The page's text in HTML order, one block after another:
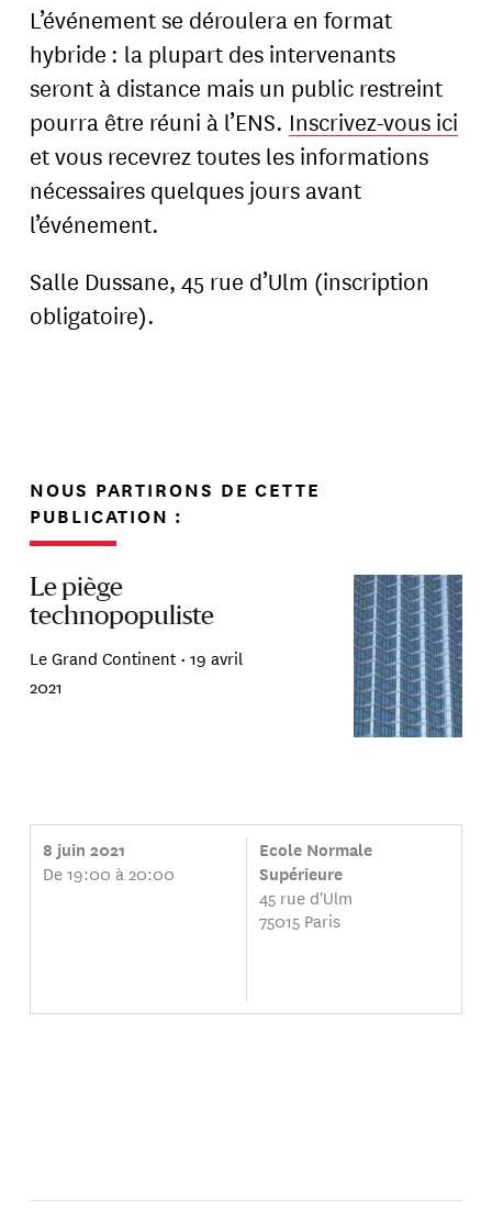
L’événement se déroulera en format
hybride : la plupart des intervenants
seront à distance mais un public restreint
pourra être réuni à l’ENS. Inscrivez-vous ici
et vous recevrez toutes les informations
nécessaires quelques jours avant
l’événement.
Salle Dussane, 45 rue d’Ulm (inscription
obligatoire).
NOUS PARTIRONS DE CETTE
PUBLICATION :
Le piège
technopopuliste
Le Grand Continent •19 avril
2021
8 juin 2021
De 19:00 à 20:00
Ecole Normale
Supérieure
45 rue d'Ulm
75015 Paris